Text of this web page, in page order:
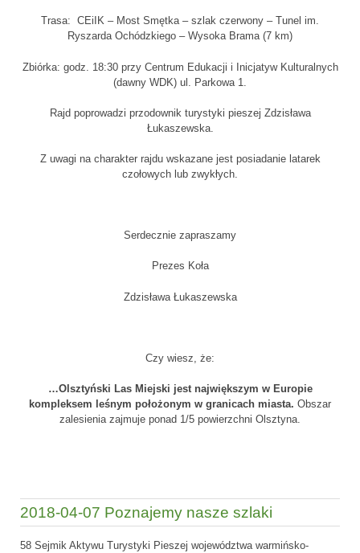
Trasa: CEiIK – Most Smętka – szlak czerwony – Tunel im.
Ryszarda Ochódzkiego – Wysoka Brama (7 km)
Zbiórka: godz. 18:30 przy Centrum Edukacji i Inicjatyw Kulturalnych
(dawny WDK) ul. Parkowa 1.
Rajd poprowadzi przodownik turystyki pieszej Zdzisława
Łukaszewska.
Z uwagi na charakter rajdu wskazane jest posiadanie latarek
czołowych lub zwykłych.
Serdecznie zapraszamy
Prezes Koła
Zdzisława Łukaszewska
Czy wiesz, że:
…Olsztyński Las Miejski jest największym w Europie
kompleksem leśnym położonym w granicach miasta. Obszar
zalesienia zajmuje ponad 1/5 powierzchni Olsztyna.
2018-04-07 Poznajemy nasze szlaki
58 Sejmik Aktywu Turystyki Pieszej województwa warmińsko-